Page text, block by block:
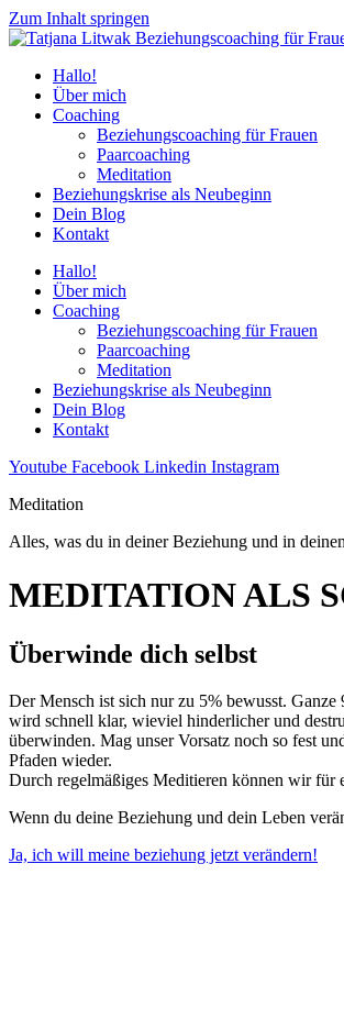
Zum Inhalt springen
Hallo!
Über mich
Coaching
Beziehungs­coaching für Frauen
Paarcoaching
Meditation
Beziehungskrise als Neubeginn
Dein Blog
Kontakt
Hallo!
Über mich
Coaching
Beziehungs­coaching für Frauen
Paarcoaching
Meditation
Beziehungskrise als Neubeginn
Dein Blog
Kontakt
Youtube Facebook Linkedin Instagram
Meditation
Alles, was du in deiner Beziehung und in
MEDITATION ALS
Überwinde dich selbst
Der Mensch ist sich nur zu 5% bewusst.
wird schnell klar, wieviel hinderlicher und
überwinden. Mag unser Vorsatz noch so fest
Pfaden wieder.
Durch regelmäßiges Meditieren können wir für
Wenn du deine Beziehung und dein Leben
Ja, ich will meine beziehung jetzt verändern!